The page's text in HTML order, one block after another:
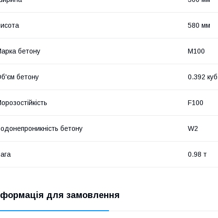
580 мм
бетону М100
бетону 0.392
F100
бетону W2
0.98 т
для замовлення